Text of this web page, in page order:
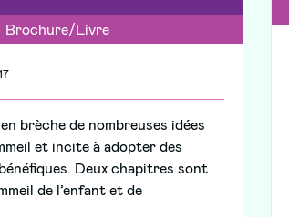
Brochure/Livre
brèche de nombreuses idées
et incite à adopter des
Deux chapitres sont
de l’enfant et de